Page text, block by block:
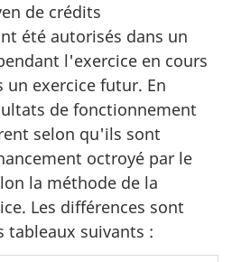
de crédits
été autorisés dans un
l'exercice en cours
exercice futur. En
de fonctionnement
selon qu'ils sont
octroyé par le
la méthode de la
Les différences sont
tableaux suivants :